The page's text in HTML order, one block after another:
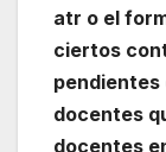
atr o el
ciertos
docentes
docentes